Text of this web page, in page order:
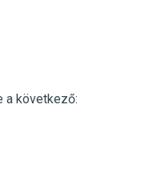
a következő: